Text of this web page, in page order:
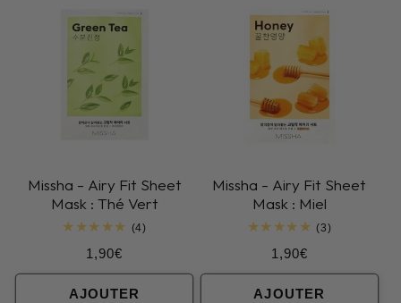
Missha - Airy Fit Sheet
Mask : Thé Vert
(4)
Prix
habituel
1,90€
AJOUTER
Missha - Airy Fit Sheet
Mask : Miel
(3)3
Prix
habituel
1,90€
AJOUTER